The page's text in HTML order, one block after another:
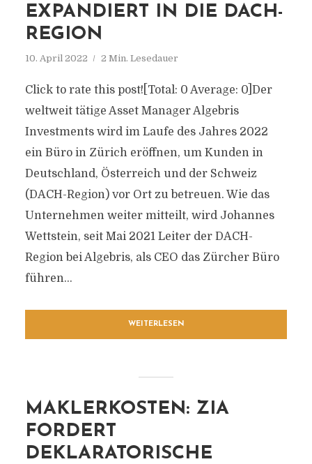
EXPANDIERT IN DIE DACH-
REGION
10. April 2022 2 Min. Lesedauer
Click to rate this post![Total: 0 Average: 0]Der
weltweit tätige Asset Manager Algebris
Investments wird im Laufe des Jahres 2022
ein Büro in Zürich eröffnen, um Kunden in
Deutschland, Österreich und der Schweiz
(DACH-Region) vor Ort zu betreuen. Wie das
Unternehmen weiter mitteilt, wird Johannes
Wettstein, seit Mai 2021 Leiter der DACH-
Region bei Algebris, als CEO das Zürcher Büro
führen...
WEITERLESEN
MAKLERKOSTEN: ZIA
FORDERT
DEKLARATORISCHE